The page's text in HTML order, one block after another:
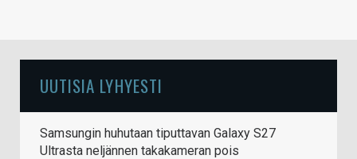
UUTISIA LYHYESTI
Samsungin huhutaan tiputtavan Galaxy S27
Ultrasta neljännen takakameran pois